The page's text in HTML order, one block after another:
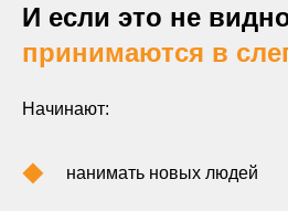
И если это не
принимаются в
Начинают:
нанимать новых людей